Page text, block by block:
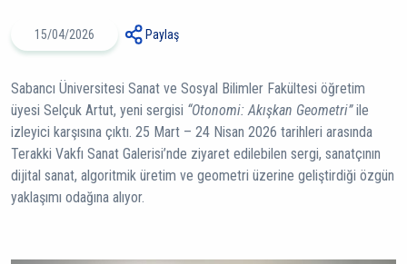
15/04/2026 Paylaş
Sabancı Üniversitesi Sanat ve Sosyal Bilimler Fakültesi öğretim
üyesi Selçuk Artut, yeni sergisi “Otonomi: Akışkan Geometri”ile
izleyici karşısına çıktı. 25 Mart – 24 Nisan 2026 tarihleri arasında
Terakki Vakfı Sanat Galerisi’nde ziyaret edilebilen sergi, sanatçının
dijital sanat, algoritmik üretim ve geometri üzerine geliştirdiği özgün
yaklaşımı odağına alıyor.